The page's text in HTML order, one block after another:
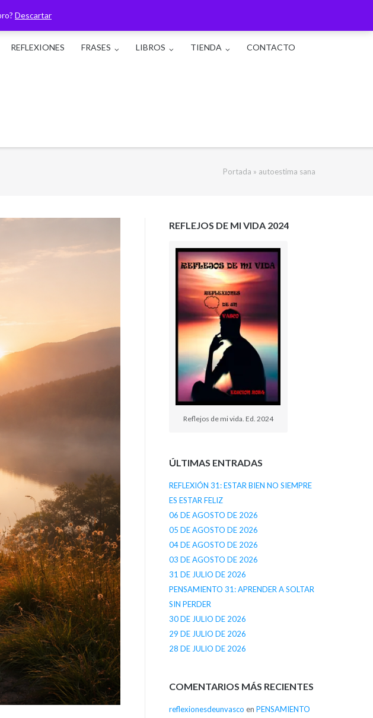
Descartar
REFLEXIONES FRASES LIBROS TIENDA CONTACTO
Portada » autoestima sana
REFLEJOS DE MI VIDA 2024
Reflejos de mi vida. Ed. 2024
ÚLTIMAS ENTRADAS
REFLEXIÓN 31: ESTAR BIEN NO SIEMPRE
ES ESTAR FELIZ
06 DE AGOSTO DE 2026
05 DE AGOSTO DE 2026
04 DE AGOSTO DE 2026
03 DE AGOSTO DE 2026
31 DE JULIO DE 2026
PENSAMIENTO 31: APRENDER A SOLTAR
SIN PERDER
30 DE JULIO DE 2026
29 DE JULIO DE 2026
28 DE JULIO DE 2026
COMENTARIOS MÁS RECIENTES
reflexionesdeunvasco en PENSAMIENTO